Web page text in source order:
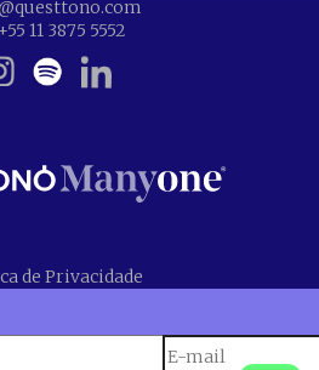
11 3875 5552
de Privacidade